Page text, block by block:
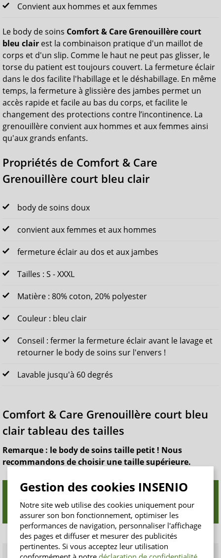
Convient aux hommes et aux femmes
Le body de soins Comfort & Care Grenouillère court
bleu clair est la combinaison pratique d'un maillot de
corps et d'un slip. Comme le haut ne peut pas glisser, le
torse du patient est toujours couvert. La fermeture éclair
dans le dos facilite l'habillage et le déshabillage. En même
temps, la fermeture à glissière des jambes permet un
accès rapide et facile au bas du corps, et facilite le
changement des protections contre l’incontinence. La
grenouillère convient aux hommes et aux femmes ainsi
qu'aux grands enfants.
Propriétés de Comfort & Care
Grenouillère court bleu clair
body de soins doux
convient aux femmes et aux hommes
fermeture éclair au dos et aux jambes
Tailles : S - XXXL
Matière : 80% coton, 20% polyester
Couleur : bleu clair
Conseil : fermer la fermeture éclair avant le lavage et
retourner le body de soins sur l'envers !
Lavable jusqu'à 60 degrés
Comfort & Care Grenouillère court bleu
clair tableau des tailles
Remarque : le body de soins taille petit ! Nous
recommandons de choisir une taille supérieure.
Taille
pour
femme
homme
ur (cm)
Tour de
hanches
(cm)
38/40 46 104 96
40/42 48 106 100
Gestion des cookies INSENIO
Notre site web utilise des cookies uniquement pour
assurer son bon fonctionnement, optimiser les
performances de navigation, personnaliser l'affichage
des pages et diffuser et mesurer des publicités
pertinentes. Si vous acceptez leur utilisation